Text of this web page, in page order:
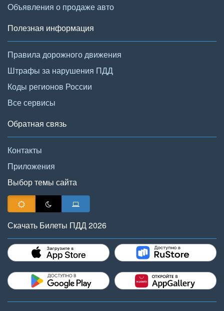
Объявления о продаже авто
Полезная информация
Правила дорожного движения
Штрафы за нарушения ПДД
Коды регионов России
Все сервисы
Обратная связь
Контакты
Приложения
Выбор темы сайта
Скачать Билеты ПДД 2026